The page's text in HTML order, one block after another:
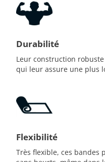
Durabilité
Leur construction
qui leur assure une plus
Flexibilité
Très flexible, ces